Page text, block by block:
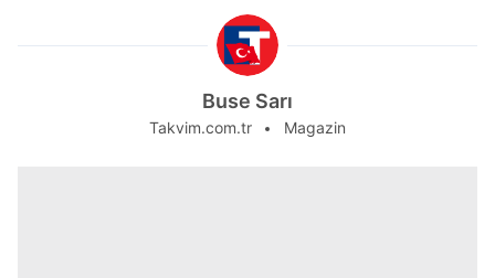
Buse Sarı
Takvim.com.tr Magazin